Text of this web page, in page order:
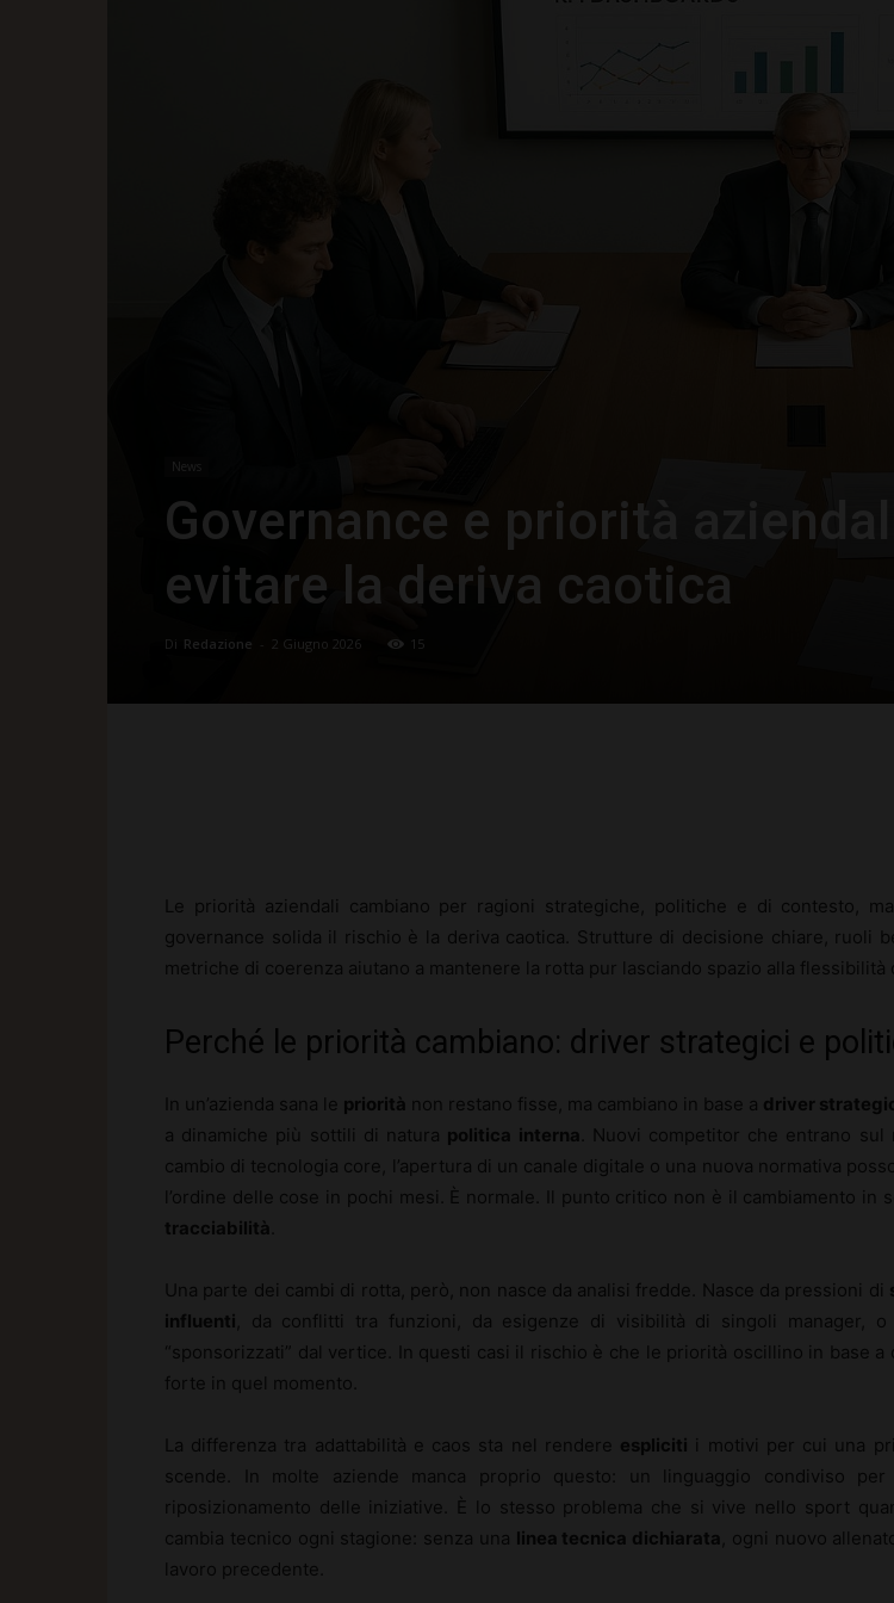
Portale
News
Governance e priorità
evitare la deriva caotica
Di Redazione 2 Giugno 2026 15
Le priorità aziendali cambiano per ragioni strategiche, politiche e di contesto,
governance solida il rischio è la deriva caotica. Strutture di decisione chiare, ruoli
metriche di coerenza aiutano a mantenere la rotta pur lasciando spazio alla flessibilità
Perché le priorità cambiano: driver strategici e
In un’azienda sana le priorità non restano fisse, ma cambiano in base a driver
a dinamiche più sottili di natura politica interna . Nuovi competitor che entrano sul
cambio di tecnologia core, l’apertura di un canale digitale o una nuova normativa
l’ordine delle cose in pochi mesi. È normale. Il punto critico non è il cambiamento in
tracciabilità
Una parte dei cambi di rotta, però, non nasce da analisi fredde. Nasce da pressioni di
influenti , da conflitti tra funzioni, da esigenze di visibilità di singoli manager, o
“sponsorizzati” dal vertice. In questi casi il rischio è che le priorità oscillino in base a
forte in quel momento.
La differenza tra adattabilità e caos sta nel rendere espliciti i motivi per cui una
scende. In molte aziende manca proprio questo: un linguaggio condiviso per
riposizionamento delle iniziative. È lo stesso problema che si vive nello sport
cambia tecnico ogni stagione: senza una linea tecnica dichiarata
, ogni nuovo
lavoro precedente.